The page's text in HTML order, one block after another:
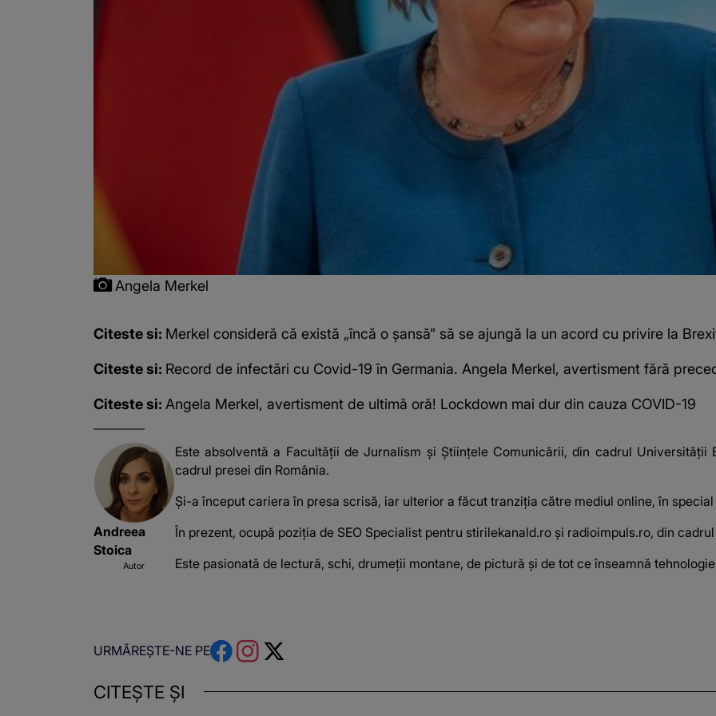
Angela Merkel
Citeste si: Merkel consideră că există „încă o şansă” să se ajungă la un acord cu privire la
Citeste si: Record de infectări cu Covid-19 în Germania. Angela Merkel, avertisment fără
Citeste si: Angela Merkel, avertisment de ultimă oră! Lockdown mai dur din cauza COVID-19
Andreea
Stoica
Autor
Este absolventă a Facultății de Jurnalism și Științele Comunicării, din cadrul
cadrul presei din România.
Şi-a început cariera în presa scrisă, iar ulterior a făcut tranziţia către mediul online, în special
În prezent, ocupă poziţia de SEO Specialist pentru stirilekanald.ro şi radioimpuls.ro, din
Este pasionată de lectură, schi, drumeţii montane, de pictură şi de tot ce înseamnă
URMĂREȘTE-NE PE
CITEȘTE ȘI